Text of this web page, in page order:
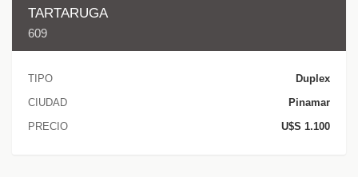
TARTARUGA
609
TIPO
Duplex
CIUDAD
Pinamar
PRECIO
U$S 1.100